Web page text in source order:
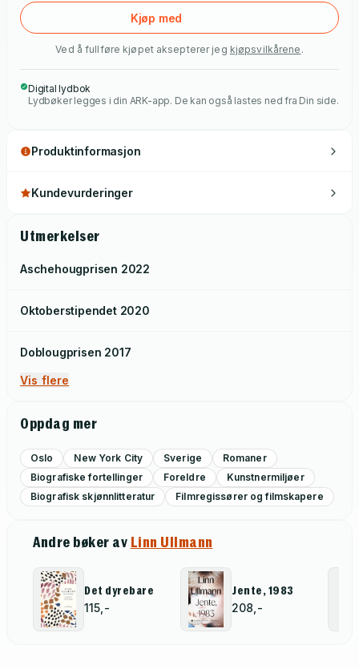
Kjøp med
Ved å fullføre kjøpet aksepterer jeg kjøpsvilkårene .
Digital lydbok
Lydbøker legges i din ARK-app. De kan også lastes ned fra Din side.
Produktinformasjon
Kundevurderinger
Utmerkelser
Aschehougprisen 2022
Oktoberstipendet2020
Doblougprisen 2017
Vis flere
Oppdag mer
Oslo New York City Sverige
Romaner
Biografiske fortellinger
Foreldre
Kunstnermiljøer
Biografisk skjønnlitteratur
Filmregissører og filmskapere
Andre bøker av Linn Ullmann
Det dyrebare
115,-
Jente, 1983
208,-